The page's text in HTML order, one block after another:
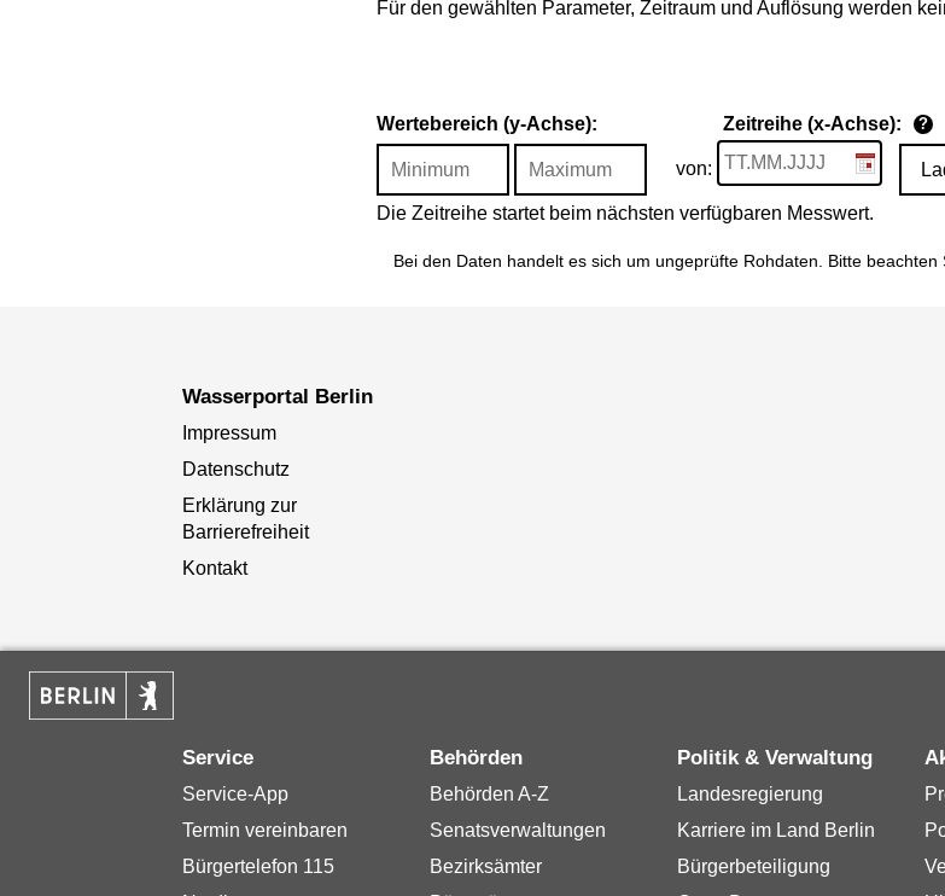
Für den gewählten Parameter, Zeitraum und Auflösung werden
Wertebereich (y-Achse): Zeitreihe (x-Achse): ?
von:
Die Zeitreihe startet beim nächsten verfügbaren Messwert.
Bei den Daten handelt es sich um ungeprüfte Rohdaten. Bitte beachten
Wasserportal Berlin
Impressum
Datenschutz
Erklärung zur
Barrierefreiheit
Kontakt
Service
Service-App
Termin vereinbaren
Bürgertelefon 115
Behörden
Behörden A-Z
Senatsverwaltungen
Bezirksämter
Politik & Verwaltung
Landesregierung
Karriere im Land Berlin
Bürgerbeteiligung